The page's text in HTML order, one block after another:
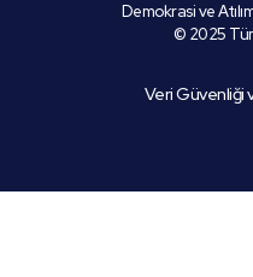
Demokrasi ve
© 2025
Veri Güvenliği